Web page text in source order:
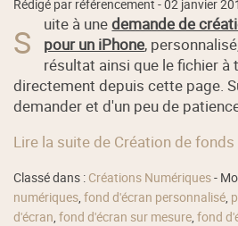
Rédigé par référencement -02 janvier
S uite à unedemande de
pour un iPhone,
résultat ainsi que le fichier à
directement depuis cette page.
demander et d'un peu de
Lire la suite de Création de
Classé dans : Créations Numériques-
numériques,fond d'écran personnalisé,
d'écran,fond d'écran sur mesure,fond